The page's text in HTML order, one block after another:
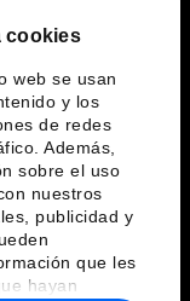
cookies
web se usan
y los
de redes
Además,
sobre el uso
nuestros
publicidad y
que les
hayan